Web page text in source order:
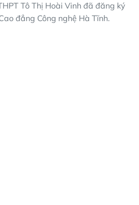
Tô Thị Hoài Vinh đã đăng ký
đẳng Công nghệ Hà Tĩnh.